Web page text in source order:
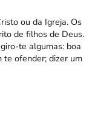
ou da Igreja. Os
de filhos de Deus.
te algumas: boa
te ofender; dizer um